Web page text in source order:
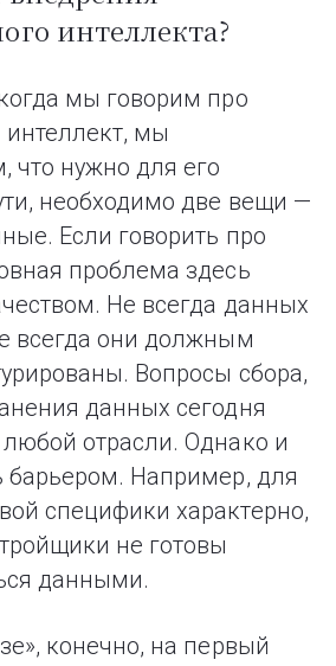
интеллекта?
мы говорим про
интеллект, мы
что нужно для его
необходимо две вещи —
Если говорить про
проблема здесь
Не всегда данных
всегда они должным
Вопросы сбора,
данных сегодня
отрасли. Однако и
барьером. Например, для
специфики характерно,
не готовы
данными.
конечно, на первый